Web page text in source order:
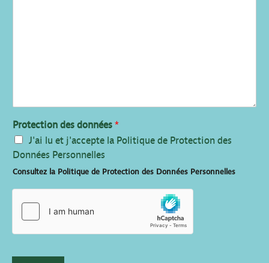
Protection des données *
J'ai lu et j'accepte la Politique de Protection des
Données Personnelles
Consultez la Politique de Protection des Données Personnelles